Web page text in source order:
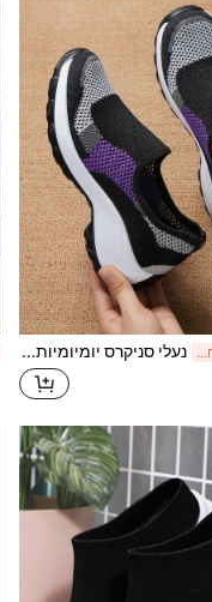
3 ימים אחרונים נעלי סניקרס יומיומיות לנשים, נעלי חוץ, נעלי רשת ללא שרוכים, נעלי הליכה נוחות, נעליים לכל העונות, נעלי ריצה בצבע אחיד